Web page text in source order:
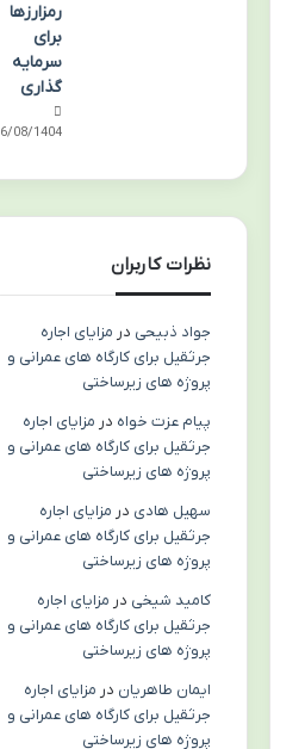
رمزارزها
برای
سرمایه
گذاری
16/08/1404
نظرات کاربران
جواد ذبیحی در مزایای اجاره
جرثقیل برای کارگاه های عمرانی و
پروژه های زیرساختی
پیام عزت خواه در مزایای اجاره
جرثقیل برای کارگاه های عمرانی و
پروژه های زیرساختی
سهیل هادی در مزایای اجاره
جرثقیل برای کارگاه های عمرانی و
پروژه های زیرساختی
کامید شیخی در مزایای اجاره
جرثقیل برای کارگاه های عمرانی و
پروژه های زیرساختی
ایمان طاهریان در مزایای اجاره
جرثقیل برای کارگاه های عمرانی و
پروژه های زیرساختی